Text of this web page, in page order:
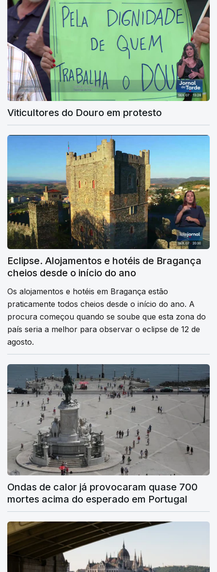
Viticultores do Douro em protesto
Eclipse. Alojamentos e hotéis de Bragança
cheios desde o início do ano
Os alojamentos e hotéis em Bragança estão
praticamente todos cheios desde o início do ano. A
procura começou quando se soube que esta zona do
país seria a melhor para observar o eclipse de 12 de
agosto.
Ondas de calor já provocaram quase 700
mortes acima do esperado em Portugal